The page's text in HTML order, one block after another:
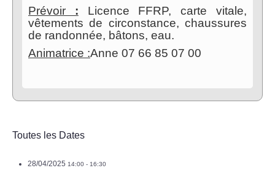
Prévoir : Licence FFRP, carte vitale,
vêtements de circonstance, chaussures
de randonnée, bâtons, eau.
Animatrice :Anne 07 66 85 07 00
Toutes les Dates
28/04/2025 14:00 - 16:30